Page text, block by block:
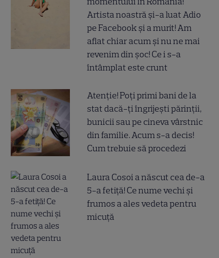
Artista noastră și-a luat Adio
pe Facebook și a murit! Am
aflat chiar acum și nu ne mai
revenim din șoc! Ce i s-a
întâmplat este crunt
Atenție! Poți primi bani de la
stat dacă-ți îngrijești părinții,
bunicii sau pe cineva vârstnic
din familie. Acum s-a decis!
Cum trebuie să procedezi
Laura Cosoi a născut cea de-a
5-a fetiță! Ce nume vechi și
frumos a ales vedeta pentru
micuță